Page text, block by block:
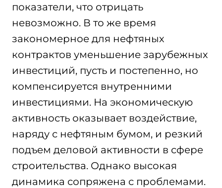
показатели, что отрицать
невозможно. В то же время
закономерное для нефтяных
контрактов уменьшение зарубежных
инвестиций, пусть и постепенно, но
компенсируется внутренними
инвестициями. На экономическую
активность оказывает воздействие,
наряду с нефтяным бумом, и резкий
подъем деловой активности в сфере
строительства. Однако высокая
динамика сопряжена с проблемами.